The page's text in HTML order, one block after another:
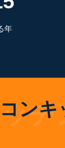
年
ン